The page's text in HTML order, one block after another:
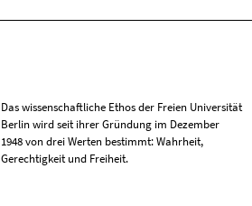
Das wissenschaftliche Ethos der Freien Universität
Berlin wird seit ihrer Gründung im Dezember
1948 von drei Werten bestimmt: Wahrheit,
Gerechtigkeit und Freiheit.